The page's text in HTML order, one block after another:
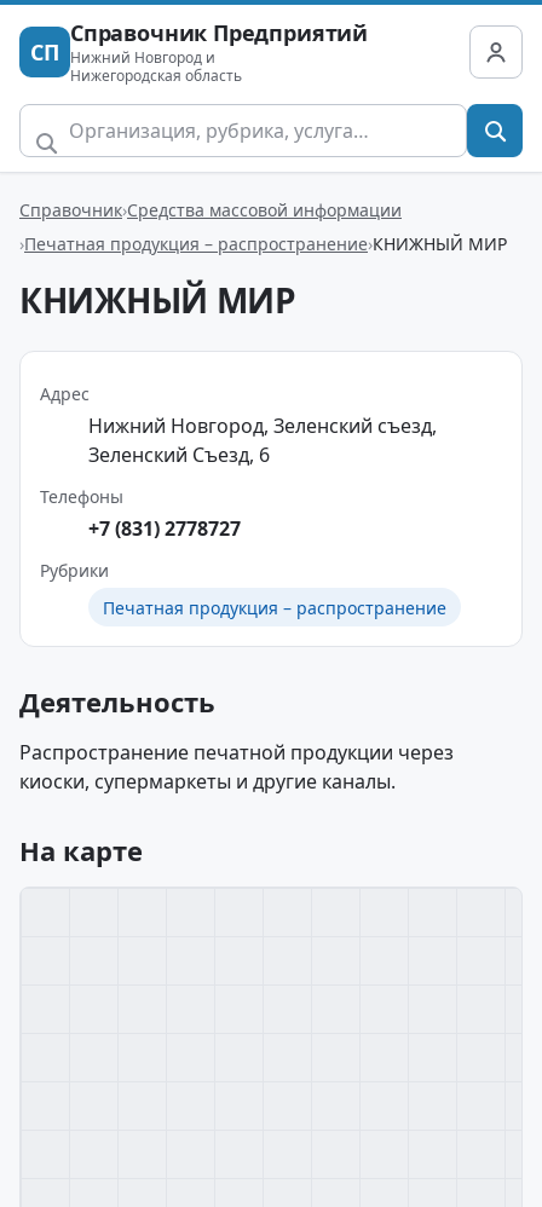
СП
Справочник Предприятий
Нижний Новгород и
Нижегородская область
Справочник Средства массовой информации
Печатная продукция – распространение КНИЖНЫЙ МИР
КНИЖНЫЙ МИР
Адрес
Нижний Новгород, Зеленский съезд,
Зеленский Съезд, 6
Телефоны
+7 (831) 2778727
Рубрики
Печатная продукция – распространение
Деятельность
Распространение печатной продукции через
киоски, супермаркеты и другие каналы.
На карте